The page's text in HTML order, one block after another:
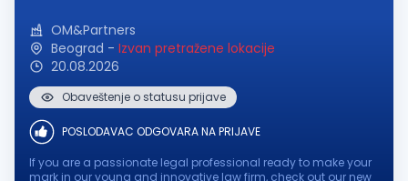
OM&Partners
Beograd - Izvan pretražene lokacije
20.08.2026
Obaveštenje o statusu prijave
POSLODAVAC ODGOVARA NA PRIJAVE
If you are a passionate legal professional ready to make your
mark in our young and innovative law firm, check out our new